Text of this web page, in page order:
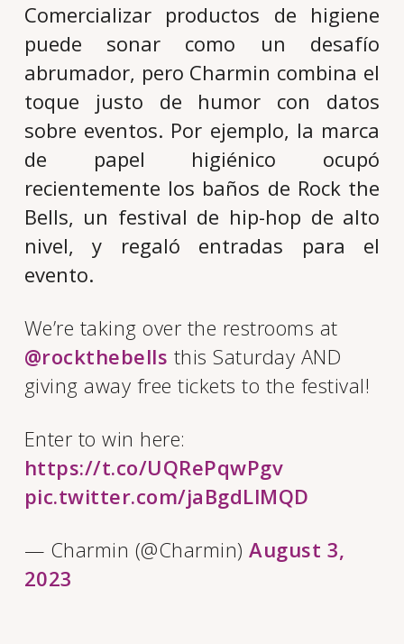
Comercializar productos de higiene
puede sonar como un desafío
abrumador, pero Charmin combina el
toque justo de humor con datos
sobre eventos. Por ejemplo, la marca
de papel higiénico ocupó
recientemente los baños de Rock the
Bells, un festival de hip-hop de alto
nivel, y regaló entradas para el
evento.
We’re taking over the restrooms at
@rockthebells this Saturday AND
giving away free tickets to the festival!
Enter to win here:
https://t.co/UQRePqwPgv
pic.twitter.com/jaBgdLlMQD
— Charmin (@Charmin)August 3,
2023